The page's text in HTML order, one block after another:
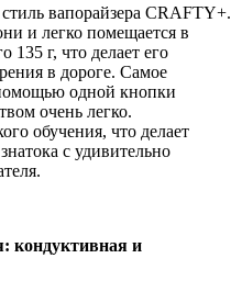
вапорайзера CRAFTY+.
и легко помещается в
135 г, что делает его
в дороге. Самое
одной кнопки
очень легко.
обучения, что делает
с удивительно
кондуктивная и